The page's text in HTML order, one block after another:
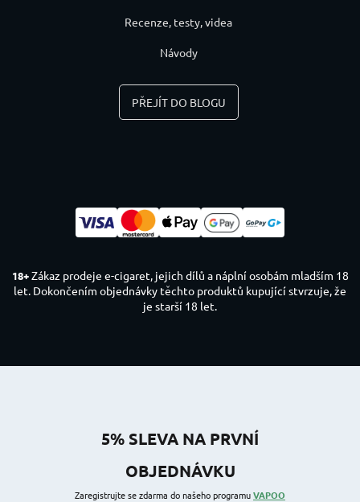
Recenze, testy, videa
Návody
PŘEJÍT DO BLOGU
18+Zákaz prodeje e-cigaret, jejich dílů a náplní osobám mladším 18
let. Dokončením objednávky těchto produktů kupující stvrzuje, že
je starší 18 let.
5% SLEVA NA PRVNÍ
OBJEDNÁVKU
Zaregistrujte se zdarma do našeho programuVAPOO